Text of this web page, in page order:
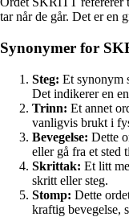
tar når de går. Det er en
Synonymer for
Steg: Et synonym
Det indikerer en
Trinn: Et annet
vanligvis brukt i
Bevegelse: Dette
eller gå fra et sted
Skrittak: Et litt
skritt eller steg.
Stomp: Dette
kraftig bevegelse,